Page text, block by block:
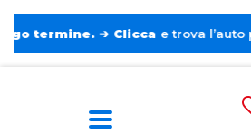
➔ Clicca e trova l’auto perfetta